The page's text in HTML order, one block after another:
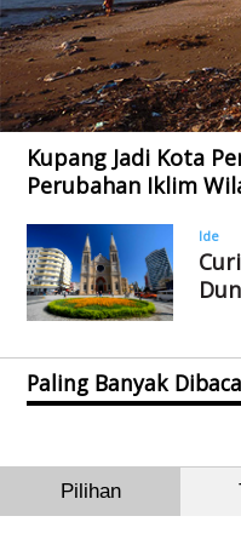
Kupang Jadi Kota
Perubahan Iklim
Ide
Paling Banyak Dibaca
Pilihan